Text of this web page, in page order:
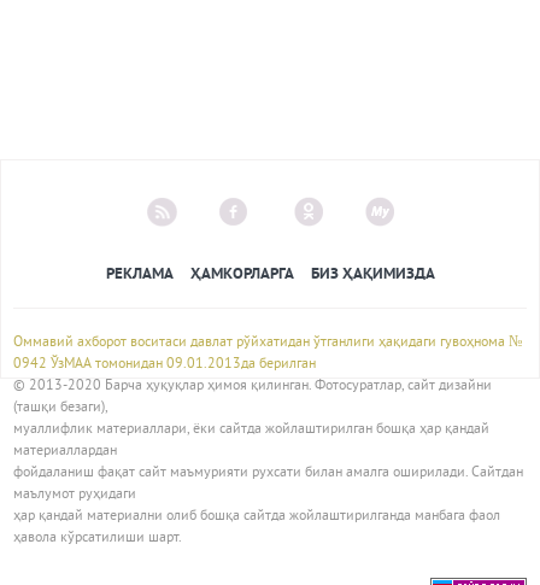
РЕКЛАМА ҲАМКОРЛАРГА БИЗ ҲАҚИМИЗДА
Оммавий ахборот воситаси давлат рўйхатидан ўтганлиги ҳақидаги гувоҳнома №
0942 ЎзМАА томонидан 09.01.2013да берилган
© 2013-2020 Барча ҳуқуқлар ҳимоя қилинган. Фотосуратлар, сайт дизайни
(ташқи безаги),
муаллифлик материаллари, ёки сайтда жойлаштирилган бошқа ҳар қандай
материаллардан
фойдаланиш фақат сайт маъмурияти рухсати билан амалга оширилади. Сайтдан
маълумот руҳидаги
ҳар қандай материални олиб бошқа сайтда жойлаштирилганда манбага фаол
ҳавола кўрсатилиши шарт.